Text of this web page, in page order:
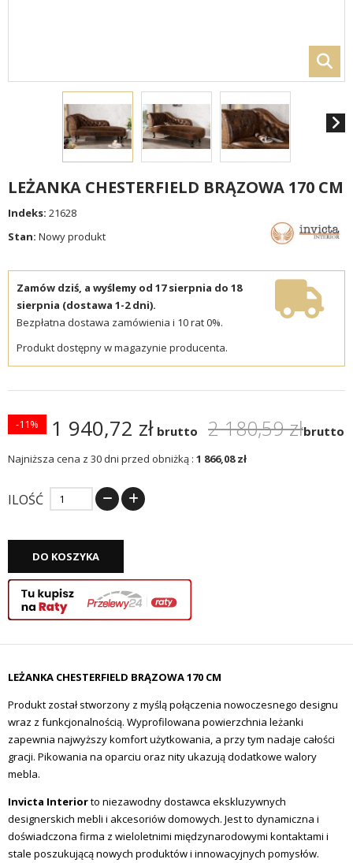
LEŻANKA CHESTERFIELD BRĄZOWA 170 CM
Indeks: 21628
Stan: Nowy produkt
Zamów dziś, a wyślemy od 17 sierpnia do 18
sierpnia (dostawa 1-2 dni).
Bezpłatna dostawa zamówienia i 10 rat 0%.
Produkt dostępny w magazynie producenta.
1 940,72 zł brutto 2 180,59 złbrutto
-11%
Najniższa cena z 30 dni przed obniżką : 1 866,08 zł
ILOŚĆ
DO KOSZYKA
LEŻANKA CHESTERFIELD BRĄZOWA 170 CM
Produkt został stworzony z myślą połączenia nowoczesnego designu
wraz z funkcjonalnością. Wyprofilowana powierzchnia leżanki
zapewnia najwyższy komfort użytkowania, a przy tym nadaje całości
gracji. Pikowania na oparciu oraz nity ukazują dodatkowe walory
mebla.
Invicta Interiorto niezawodny dostawca ekskluzywnych
designerskich mebli i akcesoriów domowych. Jest to dynamiczna i
doświadczona firma z wieloletnimi międzynarodowymi kontaktami i
stale poszukującą nowych produktów i innowacyjnych pomysłów.